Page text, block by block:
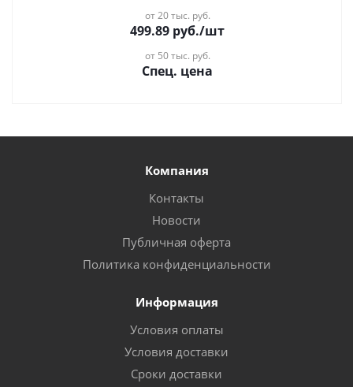
от 20 тыс. руб.
499.89 руб./шт
от 50 тыс. руб.
Спец. цена
Компания
Контакты
Новости
Публичная оферта
Политика конфиденциальности
Информация
Условия оплаты
Условия доставки
Сроки доставки